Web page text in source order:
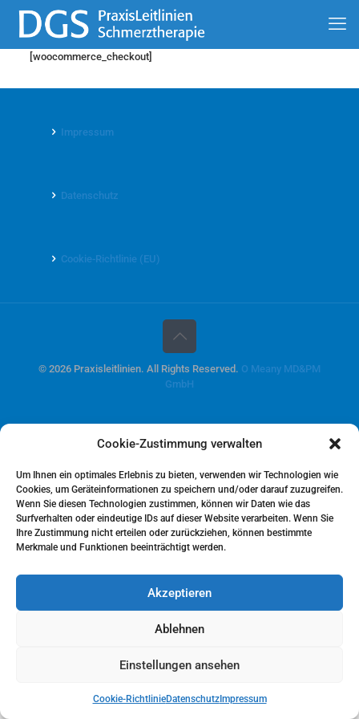
Cookie-Zustimmung verwalten
Um Ihnen ein optimales Erlebnis zu bieten, verwenden wir Technologien wie
Cookies, um Geräteinformationen zu speichern und/oder darauf zuzugreifen.
Wenn Sie diesen Technologien zustimmen, können wir Daten wie das
Surfverhalten oder eindeutige IDs auf dieser Website verarbeiten. Wenn Sie
Ihre Zustimmung nicht erteilen oder zurückziehen, können bestimmte
Merkmale und Funktionen beeinträchtigt werden.
Akzeptieren
Ablehnen
Einstellungen ansehen
Cookie-RichtlinieDatenschutzImpressum
[woocommerce_checkout]
Impressum
Datenschutz
Cookie-Richtlinie (EU)
© 2026 Praxisleitlinien. All Rights Reserved. O Meany MD&PM
GmbH